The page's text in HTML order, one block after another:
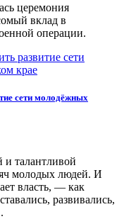
церемония
вклад в
операции.
сети молодёжных
талантливой
молодых людей. И
власть, — как
развивались,